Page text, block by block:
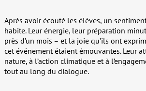
Après avoir écouté les élèves, un
habite. Leur énergie, leur préparation
près d’un mois – et la joie qu’ils ont
cet événement étaient émouvantes. Leur
nature, à l’action climatique et à
tout au long du dialogue.